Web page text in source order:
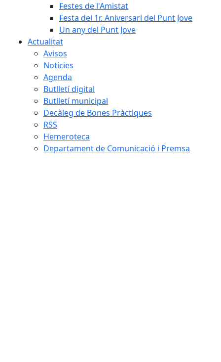
Festes de l'Amistat
Festa del 1r. Aniversari del Punt Jove
Un any del Punt Jove
Actualitat
Avisos
Notícies
Agenda
Butlletí digital
Butlletí municipal
Decàleg de Bones Pràctiques
RSS
Hemeroteca
Departament de Comunicació i Premsa